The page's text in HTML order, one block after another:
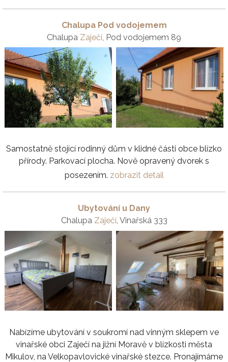
Chalupa Pod vodojemem
Chalupa Zaječí, Pod vodojemem 89
Samostatně stojící rodinný dům v klidné části obce blízko
přírody. Parkovací plocha. Nově opravený dvorek s
posezením. zobrazit detail
Ubytování u Dany
Chalupa Zaječí, Vinařská 333
Nabízíme ubytování v soukromí nad vinným sklepem ve
vinařské obci Zaječí na jižní Moravě v blízkosti města
Mikulov, na Velkopavlovické vinařské stezce. Pronajímáme